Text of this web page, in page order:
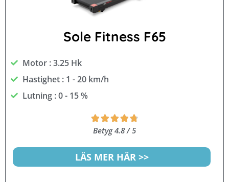
Sole Fitness F65
Motor : 3.25 Hk
Hastighet : 1 - 20 km/h
Lutning : 0 - 15 %

5
Betyg 4.8 / 5
LÄS MER HÄR >>